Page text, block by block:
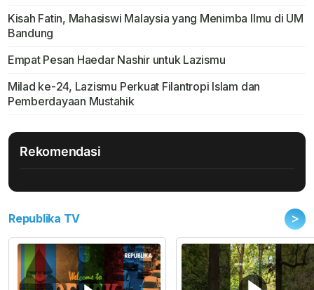
Kisah Fatin, Mahasiswi Malaysia yang Menimba Ilmu di UM
Bandung
Empat Pesan Haedar Nashir untuk Lazismu
Milad ke-24, Lazismu Perkuat Filantropi Islam dan
Pemberdayaan Mustahik
Rekomendasi
Republika TV >